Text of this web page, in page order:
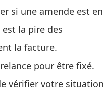
si une amende est en
la pire des
la facture.
pour être fixé.
vérifier votre situation